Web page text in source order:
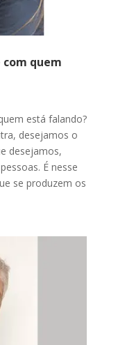
com quem
está falando?
desejamos o
desejamos,
É nesse
se produzem os